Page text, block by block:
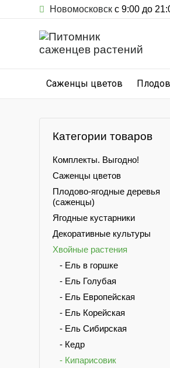
Новомосковск с 9:00 до
Саженцы цветов
Категории товаров
Комплекты. Выгодно!
Саженцы цветов
Плодово-ягодные деревья
(саженцы)
Ягодные кустарники
Декоративные культуры
Хвойные растения
- Ель в горшке
- Ель Голубая
- Ель Европейская
- Ель Корейская
- Ель Сибирская
- Кедр
- Кипарисовик